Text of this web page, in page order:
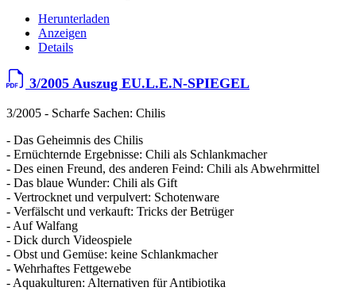
Herunterladen
Anzeigen
Details
3/2005 Auszug EU.L.E.N-SPIEGEL
3/2005 - Scharfe Sachen: Chilis
- Das Geheimnis des Chilis
- Ernüchternde Ergebnisse: Chili als Schlankmacher
- Des einen Freund, des anderen Feind: Chili als Abwehrmittel
- Das blaue Wunder: Chili als Gift
- Vertrocknet und verpulvert: Schotenware
- Verfälscht und verkauft: Tricks der Betrüger
- Auf Walfang
- Dick durch Videospiele
- Obst und Gemüse: keine Schlankmacher
- Wehrhaftes Fettgewebe
- Aquakulturen: Alternativen für Antibiotika